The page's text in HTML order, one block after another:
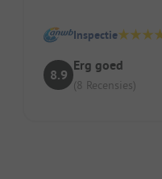
Inspectie
8.9
Erg goed
(8 Recensies)